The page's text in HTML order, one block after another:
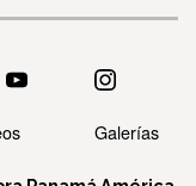
Galerías